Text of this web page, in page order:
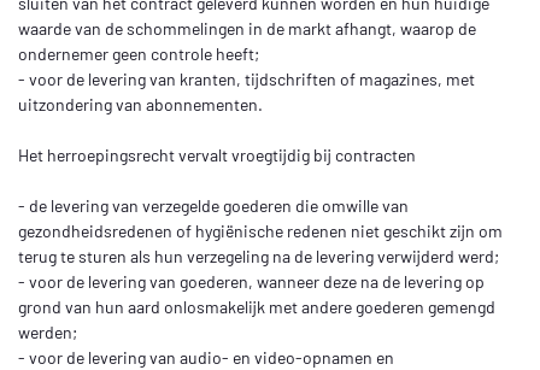
waarde van de schommelingen in de markt afhangt, waarop de
ondernemer geen controle heeft;
- voor de levering van kranten, tijdschriften of magazines, met
uitzondering van abonnementen.
Het herroepingsrecht vervalt vroegtijdig bij contracten
- de levering van verzegelde goederen die omwille van
gezondheidsredenen of hygiënische redenen niet geschikt zijn om
terug te sturen als hun verzegeling na de levering verwijderd werd;
- voor de levering van goederen, wanneer deze na de levering op
grond van hun aard onlosmakelijk met andere goederen gemengd
werden;
- voor de levering van audio- en video-opnamen en